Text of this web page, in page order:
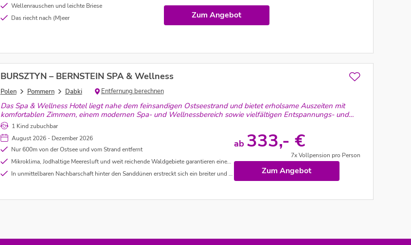
Wellenrauschen und leichte Briese
Das riecht nach (M)eer
Zum Angebot
BURSZTYN – BERNSTEIN SPA & Wellness
Polen Pommern Dabki Entfernung berechnen
Das Spa & Wellness Hotel liegt nahe dem feinsandigen Ostseestrand und bietet erholsame Auszeiten mit
komfortablen Zimmern, einem modernen Spa- und Wellnessbereich sowie vielfältigen Entspannungs- und
Freizeitmöglichkeiten.
1 Kind zubuchbar
August 2026 - Dezember 2026
Nur 600m von der Ostsee und vom Strand entfernt
Mikroklima, Jodhaltige Meeresluft und weit reichende Waldgebiete garantieren einen erholsamen und gesunden Aufenthalt.
In unmittelbaren Nachbarschaft hinter den Sanddünen erstreckt sich ein breiter und feinsandiger Strand
ab 333,- €
7x Vollpension pro Person
Zum Angebot